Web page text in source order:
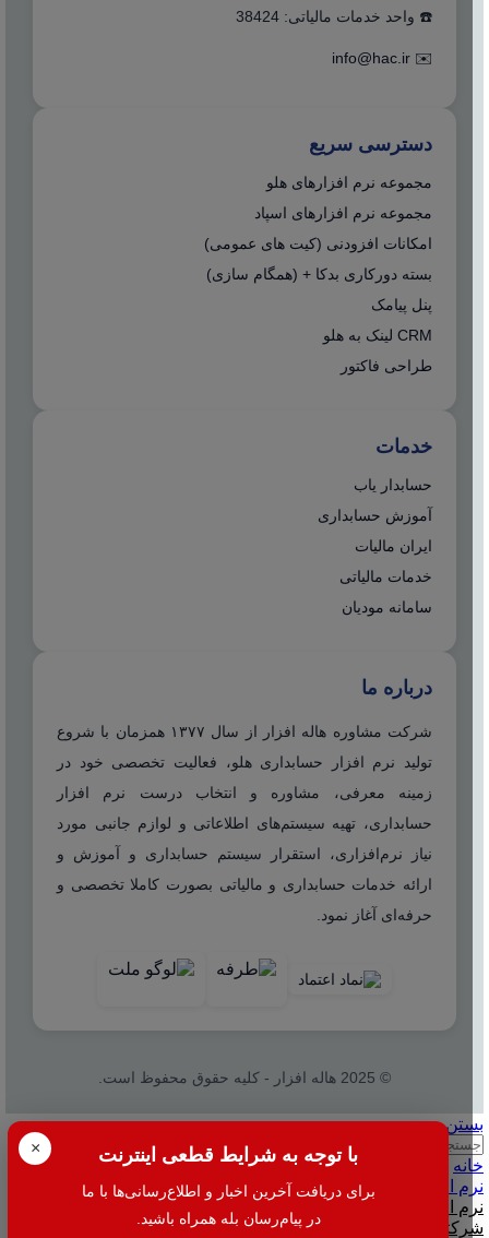
× با توجه به شرایط قطعی اینترنت
برای دریافت آخرین اخبار و اطلاع‌رسانی‌ها با ما
در پیام‌رسان بله همراه باشید.
☎️ واحد خدمات مالیاتی: 38424
✉️
info@hac.ir
دسترسی سریع
مجموعه نرم افزارهای هلو
مجموعه نرم افزارهای اسپاد
امکانات افزودنی (کیت های عمومی)
بسته دورکاری بدکا + (همگام سازی)
پنل پیامک
CRM لینک به هلو
طراحی فاکتور
خدمات
حسابدار یاب
آموزش حسابداری
ایران مالیات
خدمات مالیاتی
سامانه مودیان
درباره ما
شرکت مشاوره هاله افزار از سال ۱۳۷۷ همزمان با شروع
تولید نرم افزار حسابداری هلو، فعالیت تخصصی خود در
زمینه معرفی، مشاوره و انتخاب درست نرم افزار
حسابداری، تهیه سیستم‌های اطلاعاتی و لوازم جانبی مورد
نیاز نرم‌افزاری، استقرار سیستم حسابداری و آموزش و
ارائه خدمات حسابداری و مالیاتی بصورت کاملا تخصصی و
حرفه‌ای آغاز نمود.
© 2025 هاله افزار - کلیه حقوق محفوظ است.
بستن
جستجو
خانه
نرم افزار
نرم افزار حسابداری هلو
شرکتی